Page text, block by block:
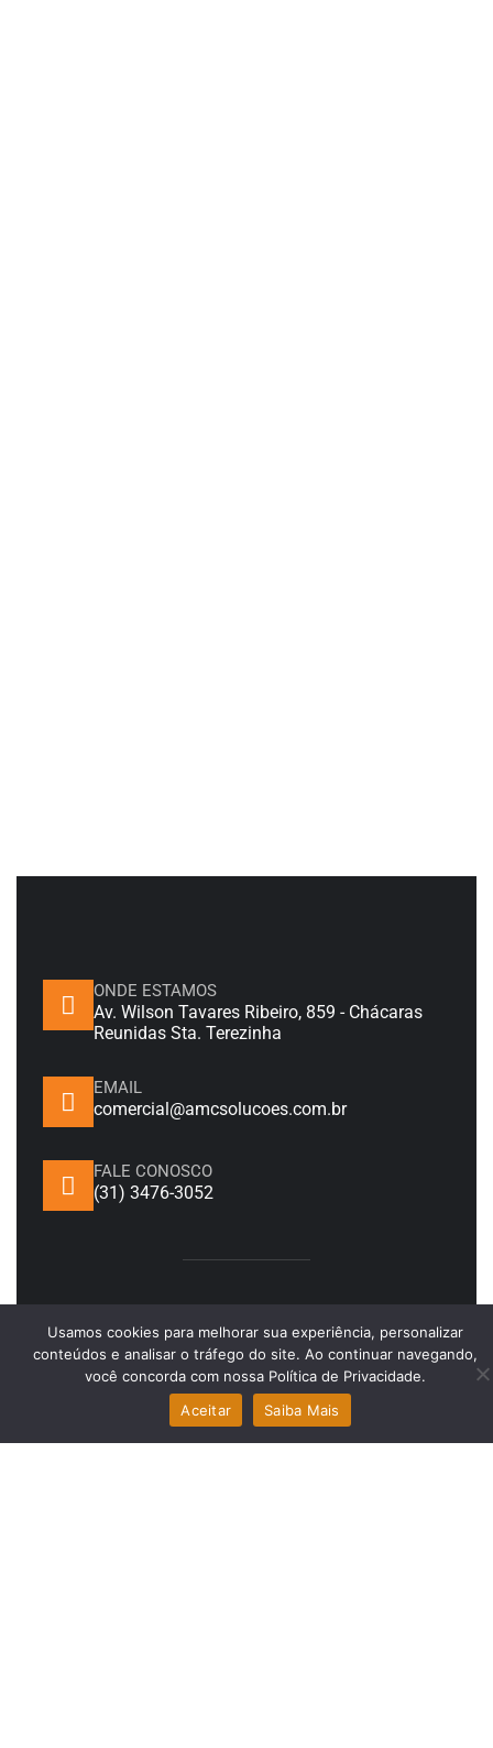
ONDE ESTAMOS
Av. Wilson Tavares Ribeiro, 859 - Chácaras
Reunidas Sta. Terezinha
EMAIL
comercial@amcsolucoes.com.br
FALE CONOSCO
(31) 3476-3052
Usamos cookies para melhorar sua experiência, personalizar
conteúdos e analisar o tráfego do site. Ao continuar navegando,
você concorda com nossa Política de Privacidade.
Aceitar
Saiba Mais